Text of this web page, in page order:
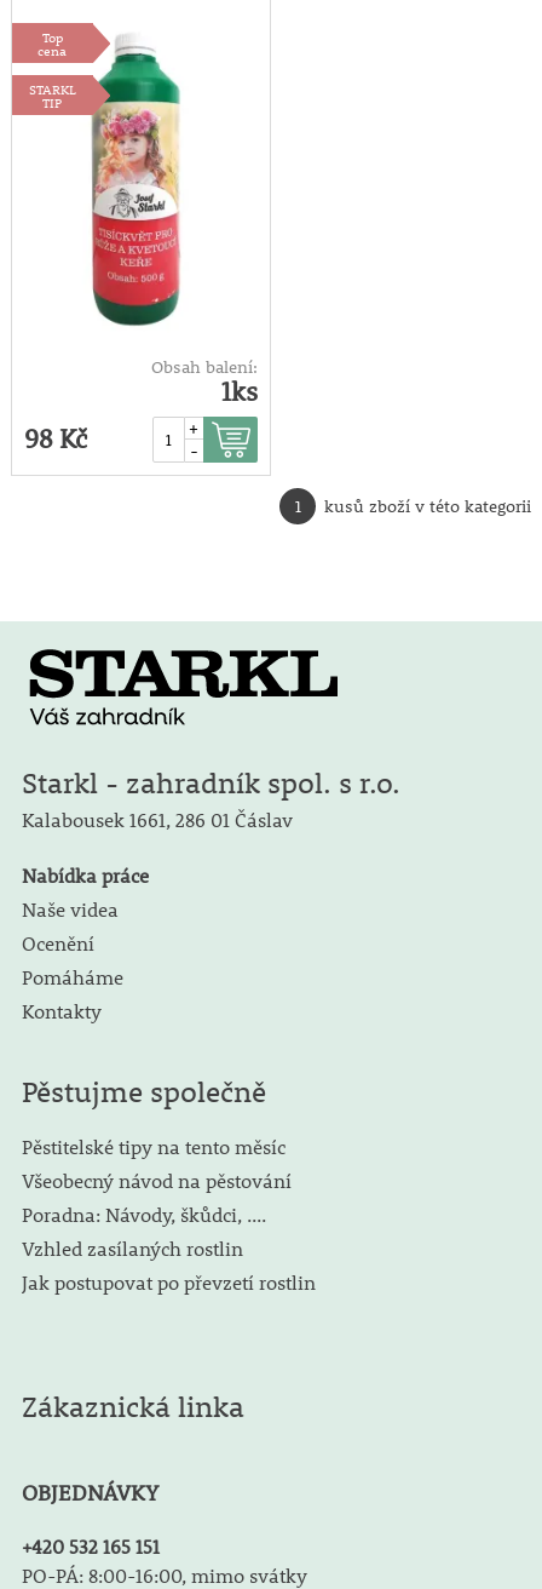
500g
Top
cena
STARKL
TIP
Obsah balení:
1ks
98 Kč
+
-
1 kusů zboží v této kategorii
Starkl - zahradník spol. s r.o.
Kalabousek 1661, 286 01 Čáslav
Nabídka práce
Naše videa
Ocenění
Pomáháme
Kontakty
Pěstujme společně
Pěstitelské tipy na tento měsíc
Všeobecný návod na pěstování
Poradna: Návody, škůdci, ....
Vzhled zasílaných rostlin
Jak postupovat po převzetí rostlin
Zákaznická linka
OBJEDNÁVKY
+420 532 165 151
PO-PÁ: 8:00-16:00, mimo svátky